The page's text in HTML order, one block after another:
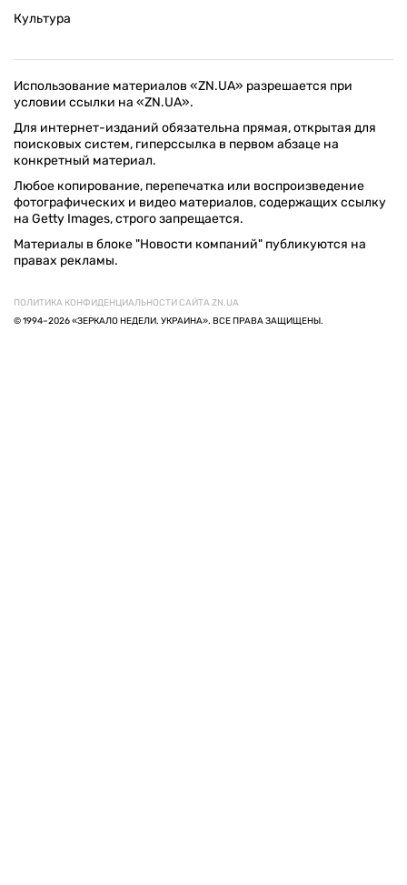
Культура
Использование материалов «ZN.UA» разрешается при
условии ссылки на «ZN.UA».
Для интернет-изданий обязательна прямая, открытая для
поисковых систем, гиперссылка в первом абзаце на
конкретный материал.
Любое копирование, перепечатка или воспроизведение
фотографических и видео материалов, содержащих ссылку
на Getty Images, строго запрещается.
Материалы в блоке "Новости компаний" публикуются на
правах рекламы.
ПОЛИТИКА КОНФИДЕНЦИАЛЬНОСТИ САЙТА ZN.UA
© 1994–2026 «ЗЕРКАЛО НЕДЕЛИ. УКРАИНА». ВСЕ ПРАВА ЗАЩИЩЕНЫ.